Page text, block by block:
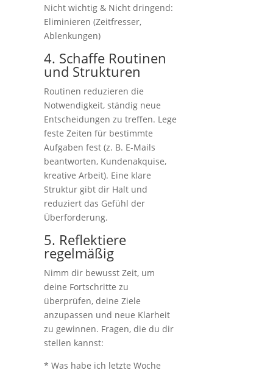
Nicht wichtig & Nicht dringend:
Eliminieren (Zeitfresser,
Ablenkungen)
4. Schaffe Routinen
und Strukturen
Routinen reduzieren die
Notwendigkeit, ständig neue
Entscheidungen zu treffen. Lege
feste Zeiten für bestimmte
Aufgaben fest (z. B. E-Mails
beantworten, Kundenakquise,
kreative Arbeit). Eine klare
Struktur gibt dir Halt und
reduziert das Gefühl der
Überforderung.
5. Reflektiere
regelmäßig
Nimm dir bewusst Zeit, um
deine Fortschritte zu
überprüfen, deine Ziele
anzupassen und neue Klarheit
zu gewinnen. Fragen, die du dir
stellen kannst:
* Was habe ich letzte Woche